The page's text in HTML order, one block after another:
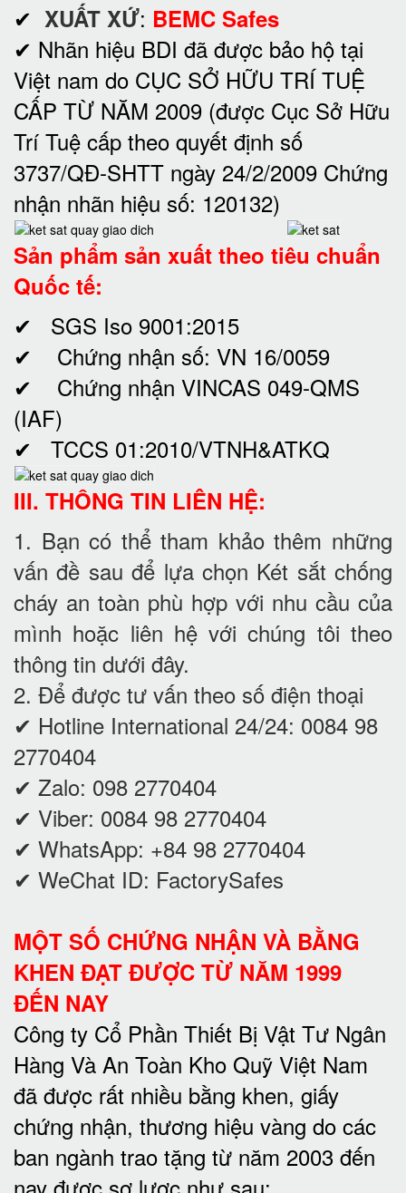
✔ XUẤT XỨ: BEMC Safes
✔ Nhãn hiệu BDI đã được bảo hộ tại
Việt nam do CỤC SỞ HỮU TRÍ TUỆ
CẤP TỪ NĂM 2009 (được Cục Sở Hữu
Trí Tuệ cấp theo quyết định số
3737/QĐ-SHTT ngày 24/2/2009 Chứng
nhận nhãn hiệu số: 120132)
Sản phẩm sản xuất theo tiêu chuẩn
Quốc tế:
✔ SGS Iso 9001:2015
✔ Chứng nhận số: VN 16/0059
✔ Chứng nhận VINCAS 049-QMS
(IAF)
✔ TCCS 01:2010/VTNH&ATKQ
III. THÔNG TIN LIÊN HỆ:
1. Bạn có thể tham khảo thêm những
vấn đề sau để lựa chọn Két sắt chống
cháy an toàn phù hợp với nhu cầu của
mình hoặc liên hệ với chúng tôi theo
thông tin dưới đây.
2. Để được tư vấn theo số điện thoại
✔ Hotline International 24/24: 0084 98
2770404
✔ Zalo: 098 2770404
✔ Viber: 0084 98 2770404
✔ WhatsApp: +84 98 2770404
✔ WeChat ID: FactorySafes
MỘT SỐ CHỨNG NHẬN VÀ BẰNG
KHEN ĐẠT ĐƯỢC TỪ NĂM 1999
ĐẾN NAY
Công ty Cổ Phần Thiết Bị Vật Tư Ngân
Hàng Và An Toàn Kho Quỹ Việt Nam
đã được rất nhiều bằng khen, giấy
chứng nhận, thương hiệu vàng do các
ban ngành trao tặng từ năm 2003 đến